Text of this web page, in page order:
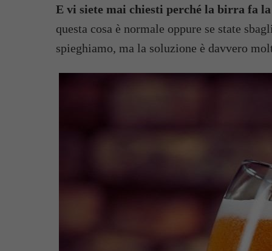
E vi siete mai chiesti perché la birra fa
questa cosa è normale oppure se state
spieghiamo, ma la soluzione è davvero